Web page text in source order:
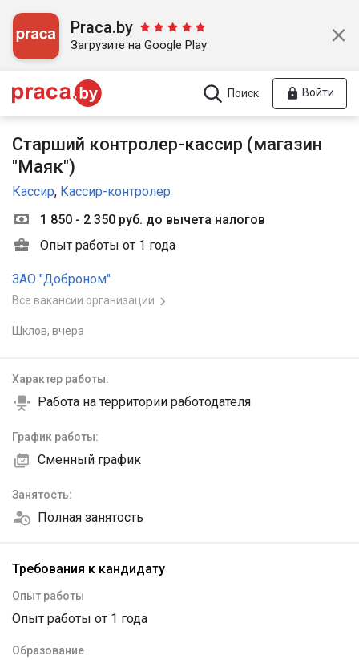
Praca.by
Загрузите на Google Play
Поиск Войти
Старший контролер-кассир (магазин
"Маяк")
Кассир, Кассир-контролер
1 850 - 2 350 руб. до вычета налогов
Опыт работы от 1 года
ЗАО "Доброном"
Все вакансии организации
Шклов, вчера
Характер работы:
Работа на территории работодателя
График работы:
Сменный график
Занятость:
Полная занятость
Требования к кандидату
Опыт работы
Опыт работы от 1 года
Образование